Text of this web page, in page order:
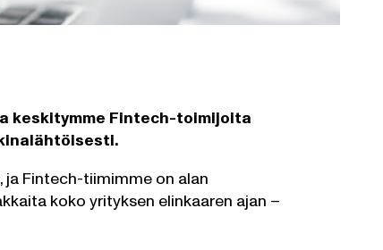
keskitymme Fintech-toimijoita
Fintech-tiimimme on alan
koko yrityksen elinkaaren ajan –